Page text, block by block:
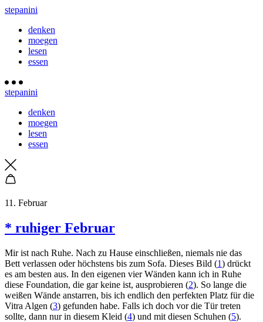
stepanini
denken
moegen
lesen
essen
stepanini
denken
moegen
lesen
essen
11. Februar
* ruhiger Februar
Mir ist nach Ruhe. Nach zu Hause einschließen, niemals nie das
Bett verlassen oder höchstens bis zum Sofa. Dieses Bild (1) drückt
es am besten aus. In den eigenen vier Wänden kann ich in Ruhe
diese Foundation, die gar keine ist, ausprobieren (2). So lange die
weißen Wände anstarren, bis ich endlich den perfekten Platz für die
Vitra Algen (3) gefunden habe. Falls ich doch vor die Tür treten
sollte, dann nur in diesem Kleid (4) und mit diesen Schuhen (5).